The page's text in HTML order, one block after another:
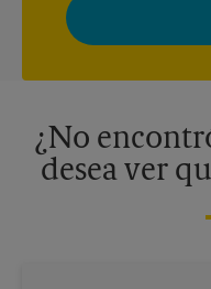
Store con noticias,
adaptados a sus
momento. Para más
¿No
desea ver